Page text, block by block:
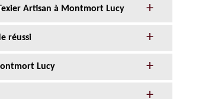
Artisan à Montmort Lucy
réussi
Lucy